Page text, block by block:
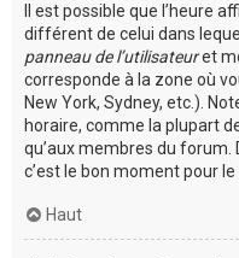
Il est possible que l’heure
différent de celui dans
panneau de l’utilisateuret
corresponde à la zone où
New York, Sydney, etc.).
horaire, comme la plupart
qu’aux membres du forum.
c’est le bon moment pour le
Haut